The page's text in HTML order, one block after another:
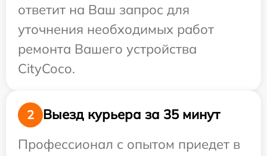
ответит на Ваш запрос для
уточнения необходимых работ
ремонта Вашего устройства
CityCoco.
2
Выезд курьера за 35 минут
Профессионал с опытом приедет в